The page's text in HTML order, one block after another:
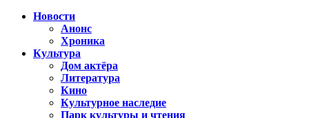
Новости
Анонс
Хроника
Культура
Дом актёра
Литература
Кино
Культурное наследие
Парк культуры и чтения